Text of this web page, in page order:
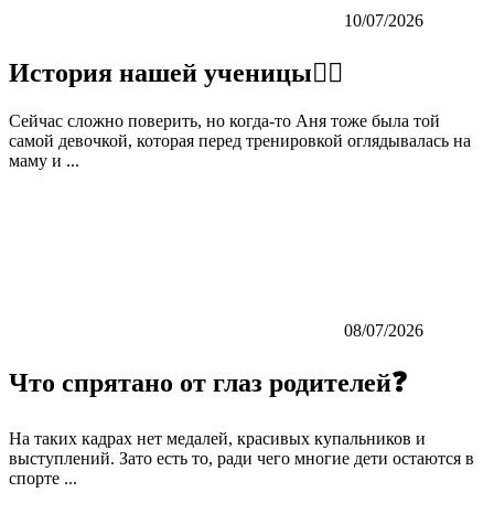
10/07/2026
История нашей ученицы👇🏼
Сейчас сложно поверить, но когда-то Аня тоже была той
самой девочкой, которая перед тренировкой оглядывалась на
маму и ...
08/07/2026
Что спрятано от глаз родителей❓
На таких кадрах нет медалей, красивых купальников и
выступлений. Зато есть то, ради чего многие дети остаются в
спорте ...